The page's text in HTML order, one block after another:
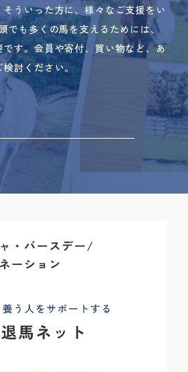
ういった方に、様々なご支援をい
でも多くの馬を支えるためには、
す。 会員や寄付、買い物など、あ
討ください。